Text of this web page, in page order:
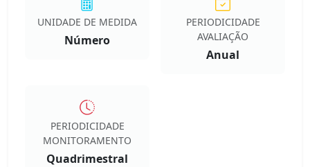
UNIDADE DE MEDIDA
Número
PERIODICIDADE
AVALIAÇÃO
Anual
PERIODICIDADE
MONITORAMENTO
Quadrimestral